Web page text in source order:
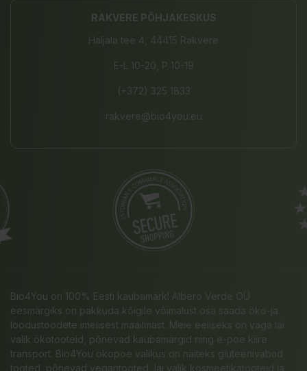
RAKVERE PÕHJAKESKUS
Haljala tee 4, 44415 Rakvere
E-L 10-20, P 10-19
(+372) 325 1833
rakvere@bio4you.eu
Bio4You on 100% Eesti kaubamärk! Albero Verde OÜ
eesmärgiks on pakkuda kõigile võimalust osa saada öko-ja
loodustoodete imelisest maailmast. Meie eeliseks on väga lai
valik ökotooteid, põnevad kaubamärgid ning e-poe kiire
transport. Bio4You ökopoe valikus on näiteks gluteenivabad
tooted, põnevad vegantooted, lai valik kosmeetikatooteid ja